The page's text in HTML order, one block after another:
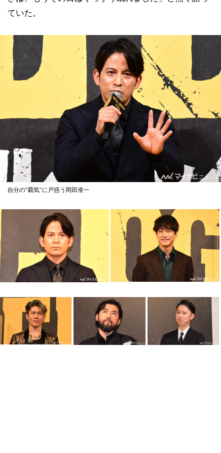
ていた。
自分の“覇気”に戸惑う岡田准一